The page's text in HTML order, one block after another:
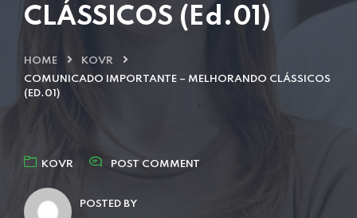
CLÁSSICOS (Ed.01)
HOME
KOVR
COMUNICADO IMPORTANTE – MELHORANDO CLÁSSICOS
(ED.01)
KOVR POST COMMENT
POSTED BY